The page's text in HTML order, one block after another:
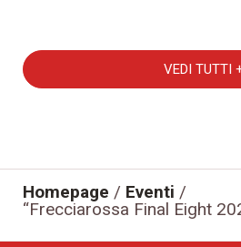
VEDI TUTTI
Homepage / Eventi /
“Frecciarossa Final Eight